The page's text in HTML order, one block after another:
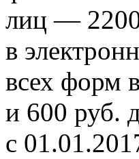
лиц — 2200
в
всех форм
и 600 руб.
с